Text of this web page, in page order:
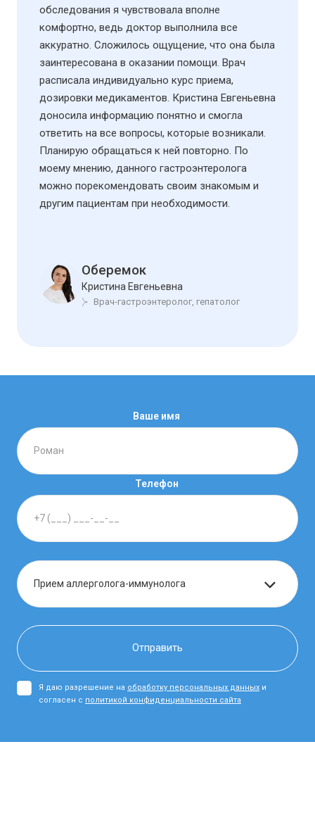
обследования я чувствовала вполне
комфортно, ведь доктор выполнила все
аккуратно. Сложилось ощущение, что она была
заинтересована в оказании помощи. Врач
расписала индивидуально курс приема,
дозировки медикаментов. Кристина Евгеньевна
доносила информацию понятно и смогла
ответить на все вопросы, которые возникали.
Планирую обращаться к ней повторно. По
моему мнению, данного гастроэнтеролога
можно порекомендовать своим знакомым и
другим пациентам при необходимости.
Оберемок
Кристина Евгеньевна
Врач-гастроэнтеролог, гепатолог
Ваше имя
Телефон
Я даю разрешение на обработку персональных данных и
согласен с политикой конфиденциальности сайта